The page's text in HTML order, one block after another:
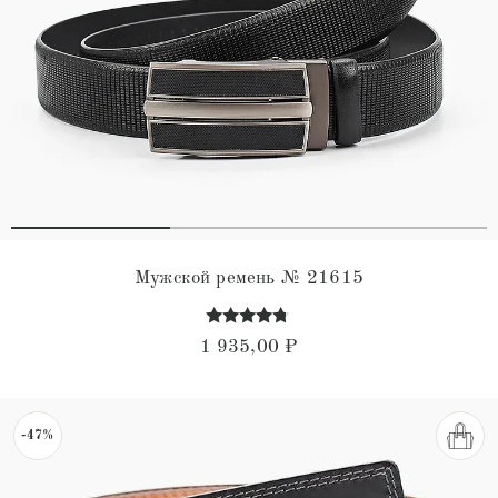
Мужской ремень № 21615
Оценка
4.61
1 935,00 ₽
-47%